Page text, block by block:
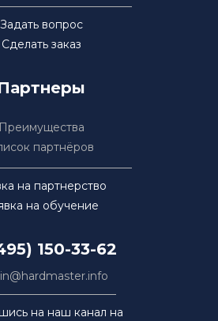
Задать вопрос
Сделать заказ
Преимущества
партнёров
на партнерство
на обучение
150-33-62
на наш канал на